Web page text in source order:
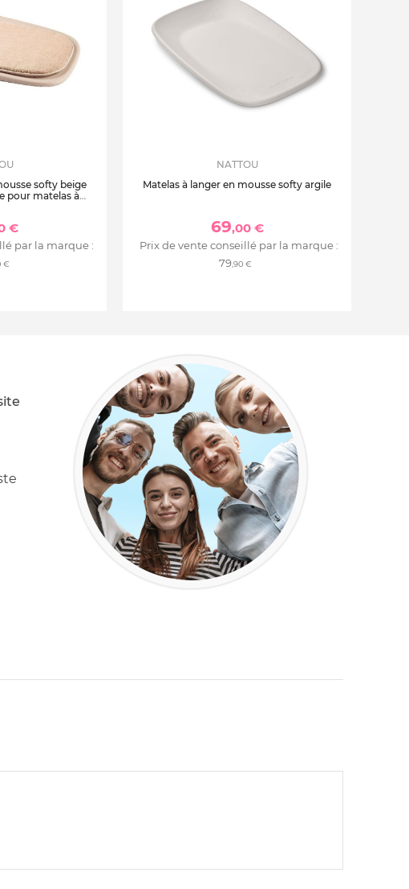
softy beige
pour matelas à
€
par la marque :
€
NATTOU
Matelas à langer en mousse softy argile
69,00 €
Prix de vente conseillé par la marque :
79,90 €